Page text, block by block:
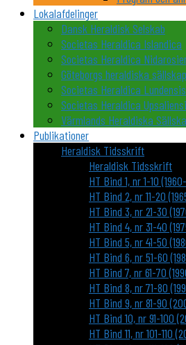
Lokalafdelinger
Dansk Heraldisk Selskab
Societas Heraldica Islandica
Societas Heraldica
Göteborgs heraldiska sällskap
Societas Heraldica Lundensis
Societas Heraldica
Värmlands Heraldiska
Publikationer
Heraldisk Tidsskrift
Heraldisk Tidsskrift
HT Bind 1, nr 1-10
HT Bind 2, nr 11-20
HT Bind 3, nr 21-30
HT Bind 4, nr 31-40
HT Bind 5, nr 41-50
HT Bind 6, nr 51-60
HT Bind 7, nr 61-70
HT Bind 8, nr 71-80
HT Bind 9, nr 81-90
HT Bind 10, nr 91-100
HT Bind 11, nr 101-110